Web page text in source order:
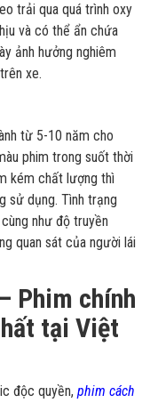
trải qua quá trình oxy
và có thể ẩn chứa
ảnh hưởng nghiêm
xe.
từ 5-10 năm cho
phim trong suốt thời
kém chất lượng thì
sử dụng. Tình trạng
như độ truyền
quan sát của người lái
Phim chính
tại Việt
độc quyền, phim cách